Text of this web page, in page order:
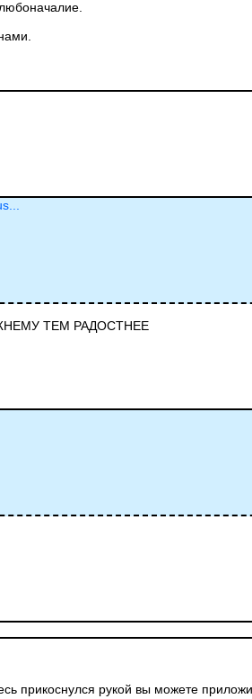
ТЕМ РАДОСТНЕЕ
прикоснулся рукой вы можете